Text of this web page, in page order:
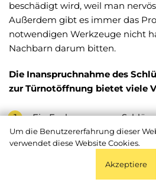
beschädigt wird, weil man
Außerdem gibt es immer das
notwendigen Werkzeuge nicht
Nachbarn darum bitten.
Die Inanspruchnahme des
zur Türnotöffnung bietet viele
Ein Fachmann vom
prompt, er wird die Tür
schwierigste Schloss ist für
dass Sie einen Handwerker
Um die Benutzererfahrung dieser
verwendet diese Website Cookies.
Akzeptiere